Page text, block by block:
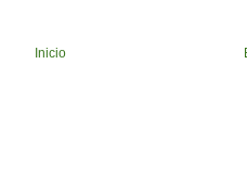
Inicio